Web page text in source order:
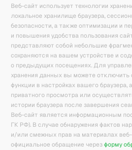
Веб-сайт использует технологии
локальное хранилище браузера,
безопасности, а также оптимизации и
и повышения удобства пользования
представляют собой небольшие
сохраняются на вашем устройстве и
о предыдущих посещениях. Для
хранения данных вы можете отключить
функции в настройках вашего браузера,
приватного просмотра или
истории браузера после завершения
Веб-сайт является информационным
ГК РФ). В случае обнаружения фактов
и/или смежных прав на материалах
официальное обращение через форму